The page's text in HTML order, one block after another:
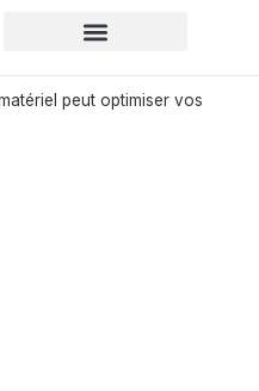
peut optimiser vos